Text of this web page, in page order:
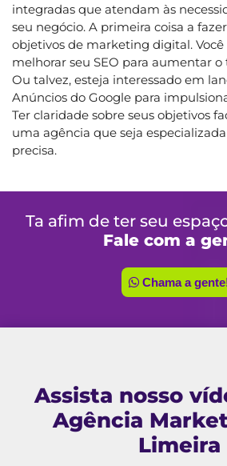
integradas que atendam às
seu negócio. A primeira coisa a
objetivos de marketing digital.
melhorar seu SEO para aumentar o
Ou talvez, esteja interessado em
Anúncios do Google para
Ter claridade sobre seus objetivos
uma agência que seja
precisa.
Ta afim de ter seu
Fale com a
Chama a
Assista nosso
Agência
Limeira